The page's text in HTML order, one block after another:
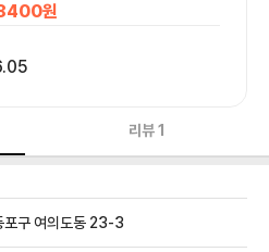
원
리뷰1
포구 여의도동 23-3